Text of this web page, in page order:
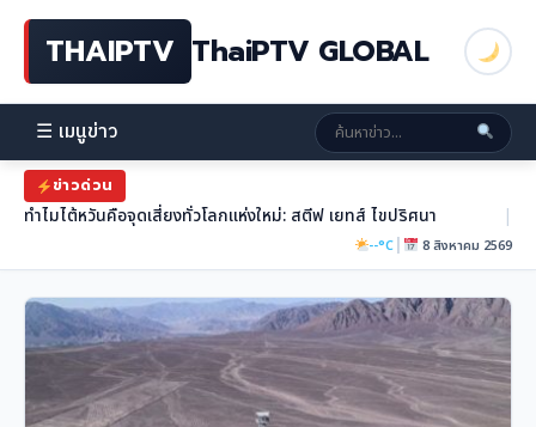
THAIPTV ThaiPTV GLOBAL
☰ เมนูข่าว
ข่าวด่วน
ทำไมไต้หวันคือจุดเสี่ยงทั่วโลกแห่งใหม่: สตีฟ เยทส์ ไขปริศนา |
--°C| 8 สิงหาคม 2569